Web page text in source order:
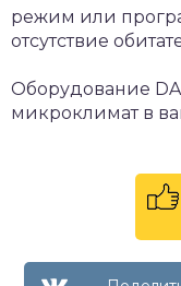
режим или
отсутствие
Оборудование
микроклимат в